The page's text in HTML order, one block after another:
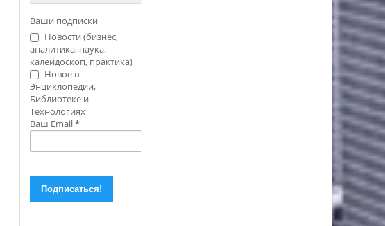
Ваши подписки
Новости (бизнес,
аналитика, наука,
калейдоскоп, практика)
Новое в
Энциклопедии,
Библиотеке и
Технологиях
Ваш Email*